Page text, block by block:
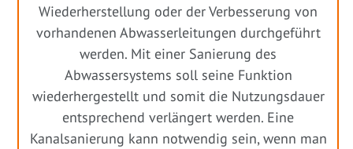
Wiederherstellung oder der Verbesserung von
vorhandenen Abwasserleitungen durchgeführt
werden. Mit einer Sanierung des
Abwassersystems soll seine Funktion
wiederhergestellt und somit die Nutzungsdauer
entsprechend verlängert werden. Eine
Kanalsanierung kann notwendig sein, wenn man